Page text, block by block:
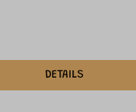
DETAILS